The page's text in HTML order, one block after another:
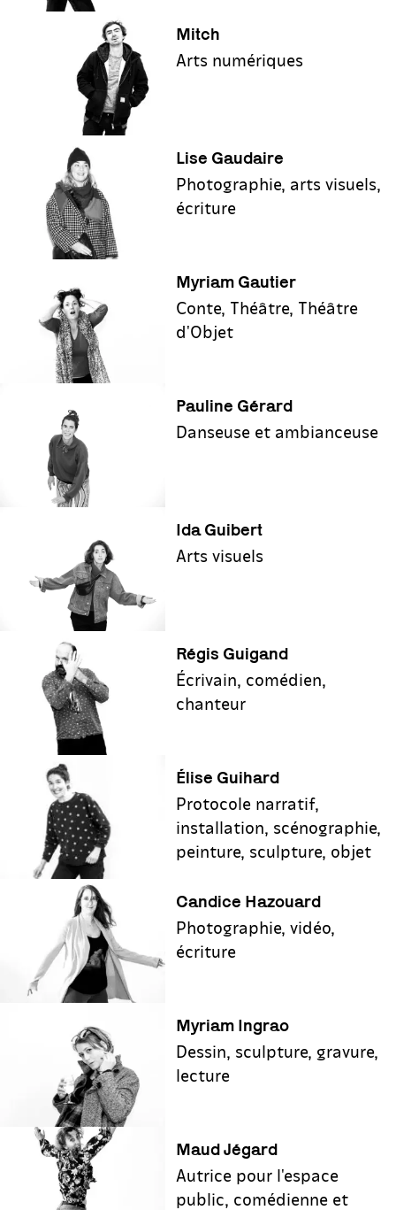
Mitch
Arts numériques
Lise Gaudaire
Photographie, arts visuels,
écriture
Myriam Gautier
Conte, Théâtre, Théâtre
d'Objet
P‌auline Gérard
Danseuse et ambianceuse
Ida Guibert
Arts visuels
Régis Guigand
Écrivain, comédien,
chanteur
Élise Guihard
Protocole narratif,
installation, scénographie,
peinture, sculpture, objet
Candice Hazouard
Photographie, vidéo,
écriture
Myriam Ingrao
Dessin, sculpture, gravure,
lecture
Maud Jégard
Autrice pour l'espace
public, comédienne et